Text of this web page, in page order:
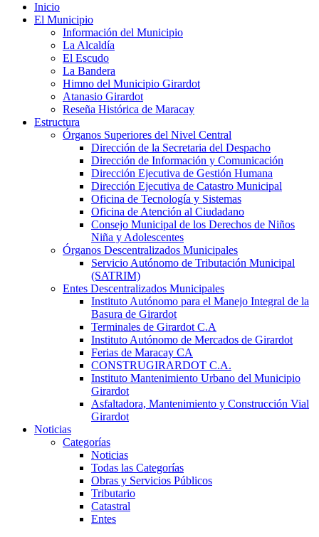
Inicio
El Municipio
Información del Municipio
La Alcaldía
El Escudo
La Bandera
Himno del Municipio Girardot
Atanasio Girardot
Reseña Histórica de Maracay
Estructura
Órganos Superiores del Nivel Central
Dirección de la Secretaria del Despacho
Dirección de Información y Comunicación
Dirección Ejecutiva de Gestión Humana
Dirección Ejecutiva de Catastro Municipal
Oficina de Tecnología y Sistemas
Oficina de Atención al Ciudadano
Consejo Municipal de los Derechos de Niños
Niña y Adolescentes
Órganos Descentralizados Municipales
Servicio Autónomo de Tributación Municipal
(SATRIM)
Entes Descentralizados Municipales
Instituto Autónomo para el Manejo Integral de la
Basura de Girardot
Terminales de Girardot C.A
Instituto Autónomo de Mercados de Girardot
Ferias de Maracay CA
CONSTRUGIRARDOT C.A.
Instituto Mantenimiento Urbano del Municipio
Girardot
Asfaltadora, Mantenimiento y Construcción Vial
Girardot
Noticias
Categorías
Noticias
Todas las Categorías
Obras y Servicios Públicos
Tributario
Catastral
Entes